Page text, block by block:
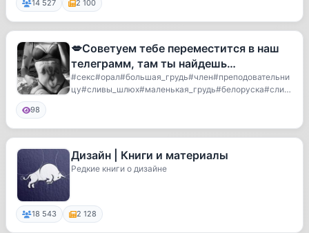
14 527 2 100
💋Советуем тебе переместится в наш
телеграмм, там ты найдешь
эксклюзивные материалы со вписок
пьяных
#секс#орал#большая_грудь#член#преподовательни
цу#сливы_шлюх#маленькая_грудь#белоруска#слил
98
Дизайн | Книги и материалы
Редкие книги о дизайне
18 543 2 128